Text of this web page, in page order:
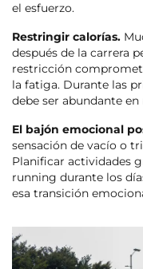
el esfuerzo.
Restringir calorías.
después de la carrera
restricción
la fatiga. Durante las
debe ser abundante
El bajón emocional
sensación de vacío o
Planificar actividades
running durante los
esa transición